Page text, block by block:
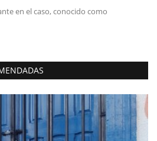
en el caso, conocido como